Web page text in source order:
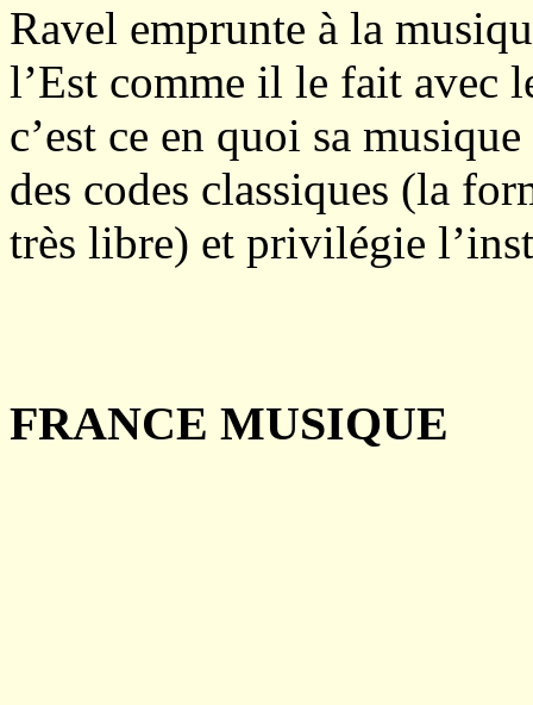
Ravel emprunte à la
l’Est comme il le fait avec
c’est ce en quoi sa
des codes classiques (la
très libre) et privilégie
FRANCE MUSIQUE